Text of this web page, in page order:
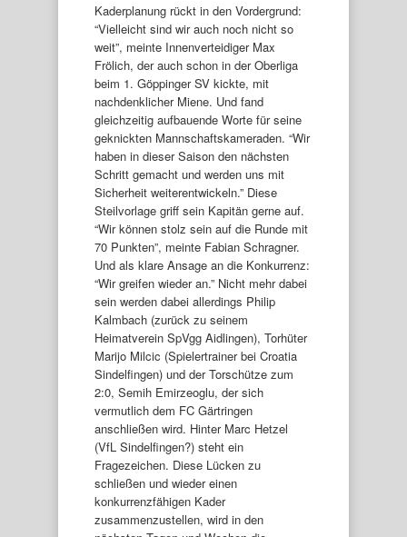
Kaderplanung rückt in den Vordergrund:
“Vielleicht sind wir auch noch nicht so
weit”, meinte Innenverteidiger Max
Frölich, der auch schon in der Oberliga
beim 1. Göppinger SV kickte, mit
nachdenklicher Miene. Und fand
gleichzeitig aufbauende Worte für seine
geknickten Mannschaftskameraden. “Wir
haben in dieser Saison den nächsten
Schritt gemacht und werden uns mit
Sicherheit weiterentwickeln.” Diese
Steilvorlage griff sein Kapitän gerne auf.
“Wir können stolz sein auf die Runde mit
70 Punkten”, meinte Fabian Schragner.
Und als klare Ansage an die Konkurrenz:
“Wir greifen wieder an.” Nicht mehr dabei
sein werden dabei allerdings Philip
Kalmbach (zurück zu seinem
Heimatverein SpVgg Aidlingen), Torhüter
Marijo Milcic (Spielertrainer bei Croatia
Sindelfingen) und der Torschütze zum
2:0, Semih Emirzeoglu, der sich
vermutlich dem FC Gärtringen
anschließen wird. Hinter Marc Hetzel
(VfL Sindelfingen?) steht ein
Fragezeichen. Diese Lücken zu
schließen und wieder einen
konkurrenzfähigen Kader
zusammenzustellen, wird in den